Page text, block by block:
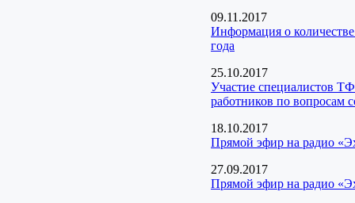
09.11.2017
Информация о
года
25.10.2017
Участие специалистов
работников по вопросам
18.10.2017
Прямой эфир на радио
27.09.2017
Прямой эфир на радио